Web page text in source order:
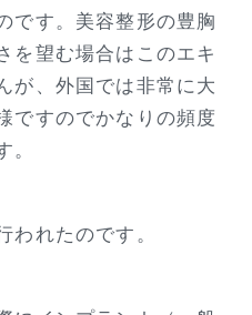
です。美容整形の豊胸
を望む場合はこのエキ
が、外国では非常に大
ですのでかなりの頻度
。
われたのです。